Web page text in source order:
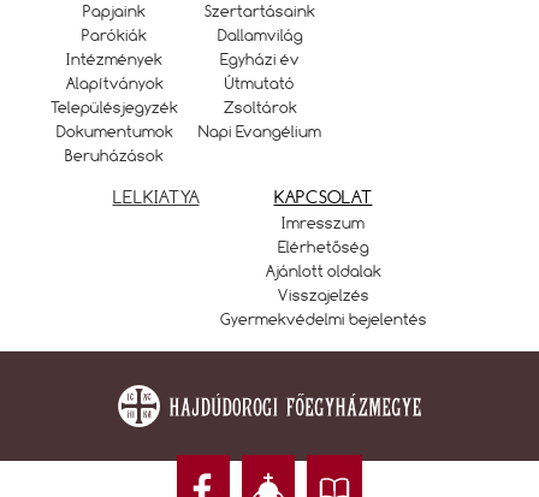
Papjaink
Parókiák
Intézmények
Alapítványok
Településjegyzék
Dokumentumok
Beruházások
Szertartásaink
Dallamvilág
Egyházi év
Útmutató
Zsoltárok
Napi Evangélium
LELKIATYA KAPCSOLAT
Imresszum
Elérhetőség
Ajánlott oldalak
Visszajelzés
Gyermekvédelmi bejelentés